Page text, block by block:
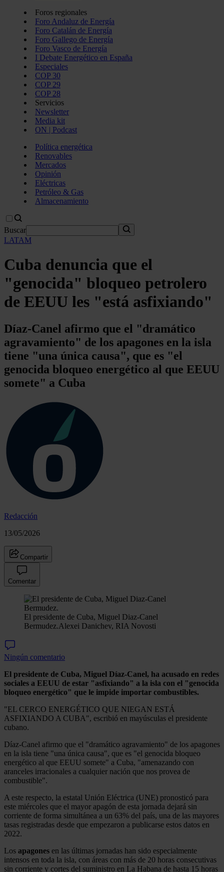
Foros regionales
Foro Andaluz de Energía
Foro Catalán de Energía
Foro Gallego de Energía
Foro Vasco de Energía
I Debate Energético en España
Especiales
COP 30
COP 29
COP 28
Servicios
Newsletter
Media kit
ON | Podcast
Política energética
Renovables
Mercados
Opinión
Eléctricas
Petróleo & Gas
Almacenamiento
Buscar
LATAM
Cuba denuncia que el
"genocida" bloqueo petrolero
de EEUU les "está asfixiando"
Díaz-Canel afirmo que el "dramático
agravamiento" de los apagones en la isla
tiene "una única causa", que es "el
genocida bloqueo energético al que EEUU
somete" a Cuba
Redacción
13/05/2026
Compartir
Comentar
El presidente de Cuba, Miguel Diaz-Canel
Bermudez.Alexei Danichev, RIA Novosti
Ningún comentario
El presidente de Cuba, Miguel Díaz-Canel, ha acusado en redes
sociales a EEUU de estar "asfixiando" a la isla con el "genocida
bloqueo energético" que le impide importar combustibles.
"EL CERCO ENERGÉTICO QUE NIEGAN ESTÁ
ASFIXIANDO A CUBA", escribió en mayúsculas el presidente
cubano.
Díaz-Canel afirmo que el "dramático agravamiento" de los apagones
en la isla tiene "una única causa", que es "el genocida bloqueo
energético al que EEUU somete" a Cuba, "amenazando con
aranceles irracionales a cualquier nación que nos provea de
combustible".
A este respecto, la estatal Unión Eléctrica (UNE) pronosticó para
este miércoles que el mayor apagón de esta jornada dejará sin
corriente de forma simultánea a un 63% del país, una de las mayores
tasas registradas desde que empezaron a publicarse estos datos en
2022.
Los apagones en las últimas jornadas han sido especialmente
intensos en toda la isla, con áreas con más de 20 horas consecutivas
sin corriente y cortes del suministro en La Habana de hasta 15 horas